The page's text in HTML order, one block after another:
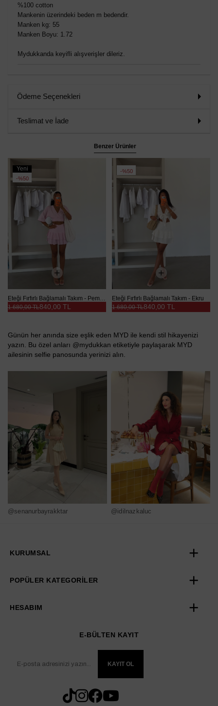
%100 cotton
Mankenin üzerindeki beden m bedendir.
Manken kg: 55
Manken Boyu: 1.72
Mydukkanda keyifli alışverişler dileriz.
Ödeme Seçenekleri
Teslimat ve İade
Benzer Ürünler
Yeni
Ürün
%50
Eteği Fırfırlı Bağlamalı Takım - Pembe
840,00 TL
1.680,00 TL
%50
Eteği Fırfırlı Bağlamalı Takım - Ekru
840,00 TL
1.680,00 TL
Günün her anında size eşlik eden MYD ile kendi stil hikayenizi
yazın. Bu özel anları @mydukkan etiketiyle paylaşarak MYD
ailesinin selfie panosunda yerinizi alın.
@senanurbayrakktar @idilnazkaluc
KURUMSAL
POPÜLER KATEGORİLER
HESABIM
E-BÜLTEN KAYIT
KAYIT OL